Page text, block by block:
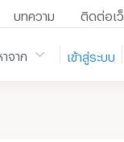
บทความ ติดต่อเ
าจาก เข้าสู่ระบบ